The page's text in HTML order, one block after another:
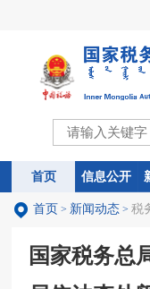
首页 信息公开
首页 信息公开
首页 > 新闻动态 > 税
国家税务总